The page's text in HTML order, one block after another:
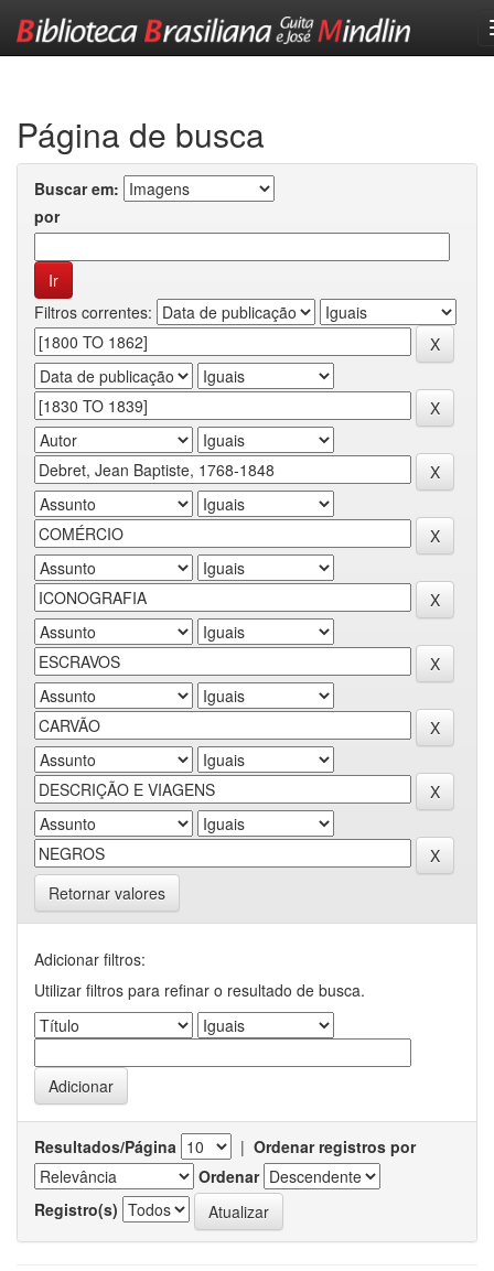
Página de busca
Buscar em:
por
Filtros correntes:
Retornar valores
Adicionar filtros:
Utilizar filtros para refinar o resultado de busca.
Resultados/Página | Ordenar registros por
Ordenar
Registro(s)